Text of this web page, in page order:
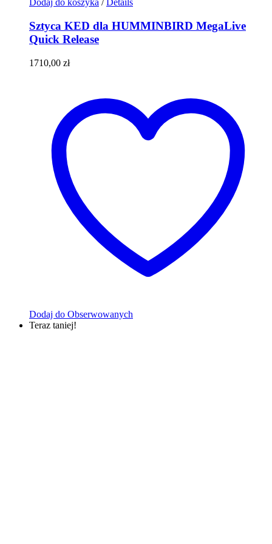
Dodaj do koszyka / Details
Sztyca KED dla HUMMINBIRD MegaLive
Quick Release
1710,00 zł
Dodaj do Obserwowanych
Teraz taniej!